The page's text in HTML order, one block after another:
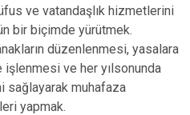
Antakya
Defne
ve vatandaşlık hizmetlerini
bir biçimde yürütmek.
düzenlenmesi, yasalara
ve her yılsonunda
sağlayarak muhafaza
yapmak.